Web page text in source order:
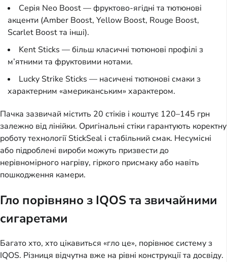
Серія Neo Boost — фруктово-ягідні та тютюнові
акценти (Amber Boost, Yellow Boost, Rouge Boost,
Scarlet Boost та інші).
Kent Sticks — більш класичні тютюнові профілі з
м’ятними та фруктовими нотами.
Lucky Strike Sticks — насичені тютюнові смаки з
характерним «американським» характером.
Пачка зазвичай містить 20 стіків і коштує 120–145 грн
залежно від лінійки. Оригінальні стіки гарантують коректну
роботу технології StickSeal і стабільний смак. Несумісні
або підроблені вироби можуть призвести до
нерівномірного нагріву, гіркого присмаку або навіть
пошкодження камери.
Гло порівняно з IQOS та звичайними
сигаретами
Багато хто, хто цікавиться «гло це», порівнює систему з
IQOS. Різниця відчутна вже на рівні конструкції та досвіду.